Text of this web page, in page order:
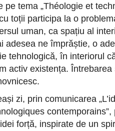
pe tema „Théologie et
toții participa la o
uman, ca spațiu al
adesea ne împrăștie, o
tehnologică, în interiorul
activ existența.
zi, prin comunicarea
contemporains”,
forță, inspirate de un